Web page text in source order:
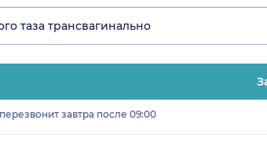
таза трансвагинально
завтра после 09:00